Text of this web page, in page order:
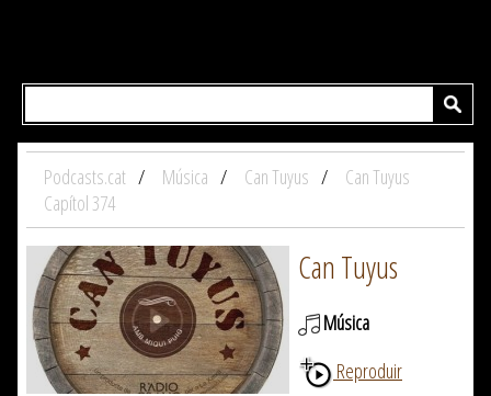
Podcasts.cat Música Can Tuyus
Can Tuyus
Capítol 374
Can Tuyus
Música
Reproduir